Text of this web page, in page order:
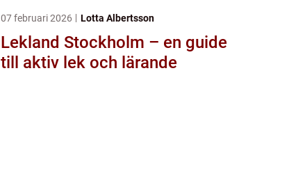
07 februari 2026 Lotta Albertsson
Lekland Stockholm – en guide
till aktiv lek och lärande